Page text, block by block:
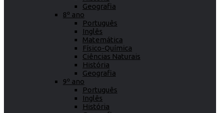
Geografia
8º ano
Português
Inglês
Matemática
Físico-Química
Ciências Naturais
História
Geografia
9º ano
Português
Inglês
História